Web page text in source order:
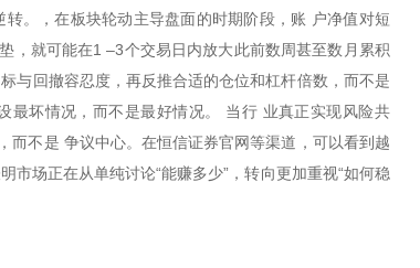
。，在板块轮动主导盘面的时期阶段，账 户净值对短
，就可能在1 –3个交易日内放大此前数周甚至数月累积
与回撤容忍度，再反推合适的仓位和杠杆倍数，而不是
最坏情况，而不是最好情况。 当行 业真正实现风险共
而不是 争议中心。在恒信证券官网等渠道，可以看到越
场正在从单纯讨论“能赚多少”，转向更加重视“如何稳